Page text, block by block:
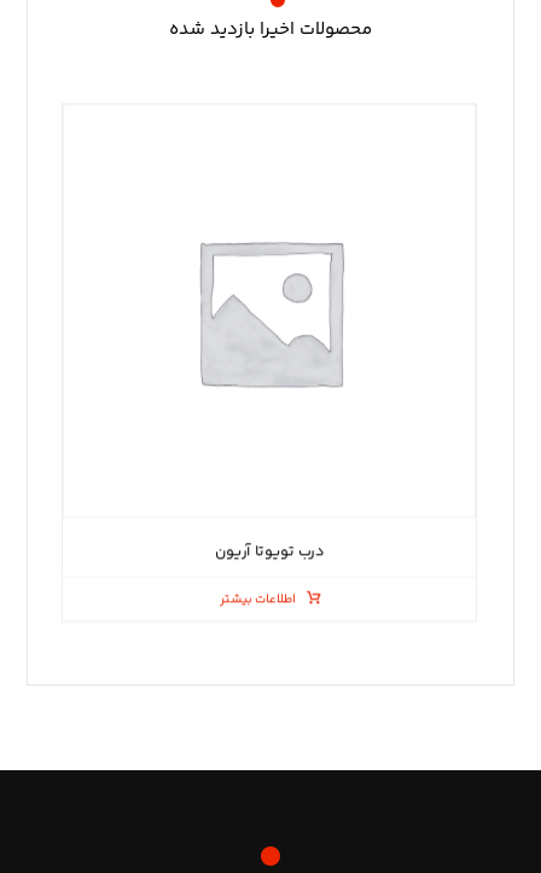
محصولات اخیرا بازدید شده
درب تویوتا آریون
اطلاعات بیشتر